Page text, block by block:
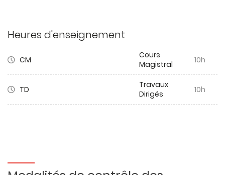
Heures d'enseignement
CM
Cours
Magistral
10h
TD
Travaux
Dirigés
10h